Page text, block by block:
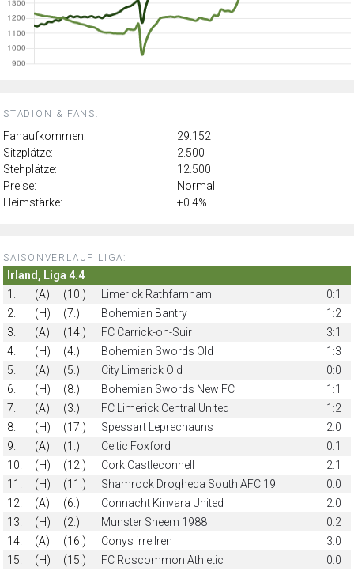
STADION & FANS:
Fanaufkommen:
29.152
Sitzplätze:
2.500
Stehplätze:
12.500
Preise:
Normal
Heimstärke:
+0.4%
SAISONVERLAUF LIGA:
Irland, Liga 4.4
1.
(A) (10.) Limerick Rathfarnham
0:1
2.
(H) (7.) Bohemian Bantry
1:2
3.
(A) (14.) FC Carrick-on-Suir
3:1
4.
(H) (4.) Bohemian Swords Old
1:3
5.
(A) (5.) City Limerick Old
0:0
6.
(H) (8.) Bohemian Swords New FC
1:1
7.
(A) (3.) FC Limerick Central United
1:2
8.
(H) (17.) Spessart Leprechauns
2:0
9.
(A) (1.) Celtic Foxford
0:1
10.
(H) (12.) Cork Castleconnell
2:1
11.
(H) (11.) Shamrock Drogheda South AFC 19
0:0
12.
(A) (6.) Connacht Kinvara United
2:0
13.
(H) (2.) Munster Sneem 1988
0:2
14.
(A) (16.) Conys irre Iren
3:0
15.
(H) (15.) FC Roscommon Athletic
0:0